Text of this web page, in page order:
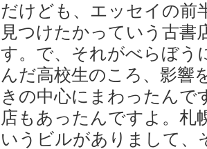
だけども、エッセイの前
見つけたかっていう古書
す。で、それがべらぼう
んだ高校生のころ、影響
きの中心にまわったんで
店もあったんですよ。札
いうビルがありまして、